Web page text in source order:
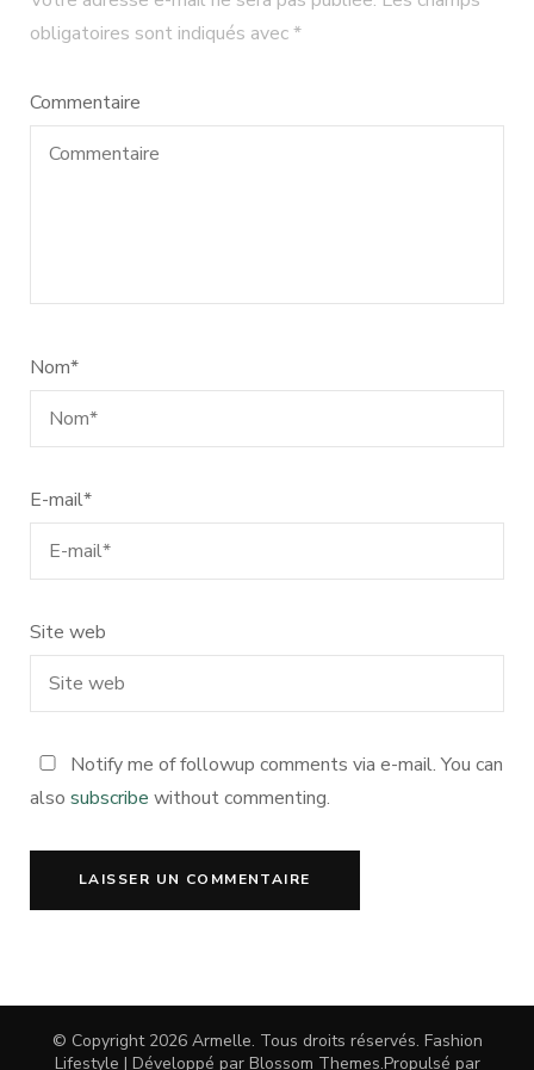
obligatoires sont indiqués avec*
Commentaire
Nom*
E-mail*
Site web
Notify me of followup comments via e-mail. You can
also subscribe without commenting.
© Copyright 2026 Armelle. Tous droits réservés. Fashion
Lifestyle | Développé par Blossom Themes.Propulsé par